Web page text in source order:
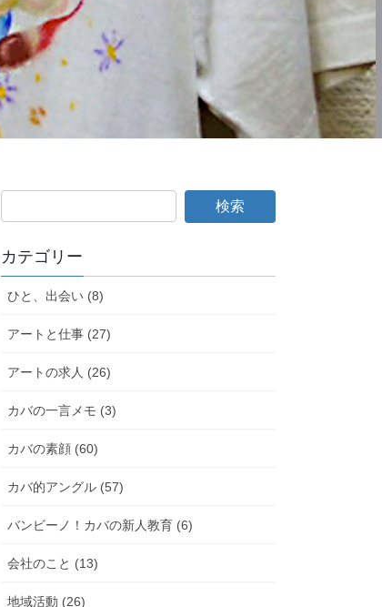
カテゴリー
ひと、出会い (8)
アートと仕事 (27)
アートの求人 (26)
カバの一言メモ (3)
カバの素顔 (60)
カバ的アングル (57)
バンビーノ！カバの新人教育 (6)
会社のこと (13)
地域活動 (26)